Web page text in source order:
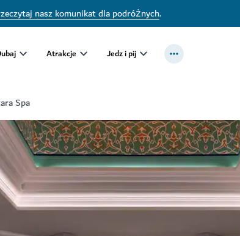
nasz komunikat dla podróżnych.
Atrakcje Jedz i pij
Spa